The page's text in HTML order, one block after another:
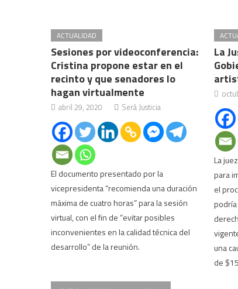
ACTUALIDAD
Sesiones por videoconferencia:
Cristina propone estar en el
recinto y que senadores lo
hagan virtualmente
abril 29, 2020 Será Justicia
El documento presentado por la
vicepresidenta “recomienda una duración
máxima de cuatro horas” para la sesión
virtual, con el fin de “evitar posibles
inconvenientes en la calidad técnica del
desarrollo” de la reunión.
La
La
para
el
una
de